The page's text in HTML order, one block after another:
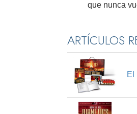
que nunca
ARTÍCULOS
El